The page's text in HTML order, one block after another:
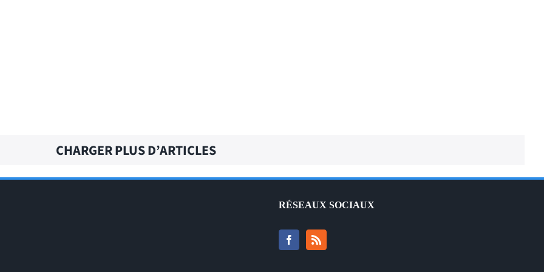
CHARGER PLUS D’ARTICLES
RÉSEAUX SOCIAUX